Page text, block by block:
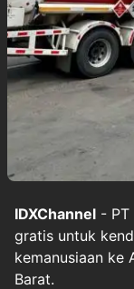
IDXChannel - PT
gratis untuk
kemanusiaan ke
Barat.